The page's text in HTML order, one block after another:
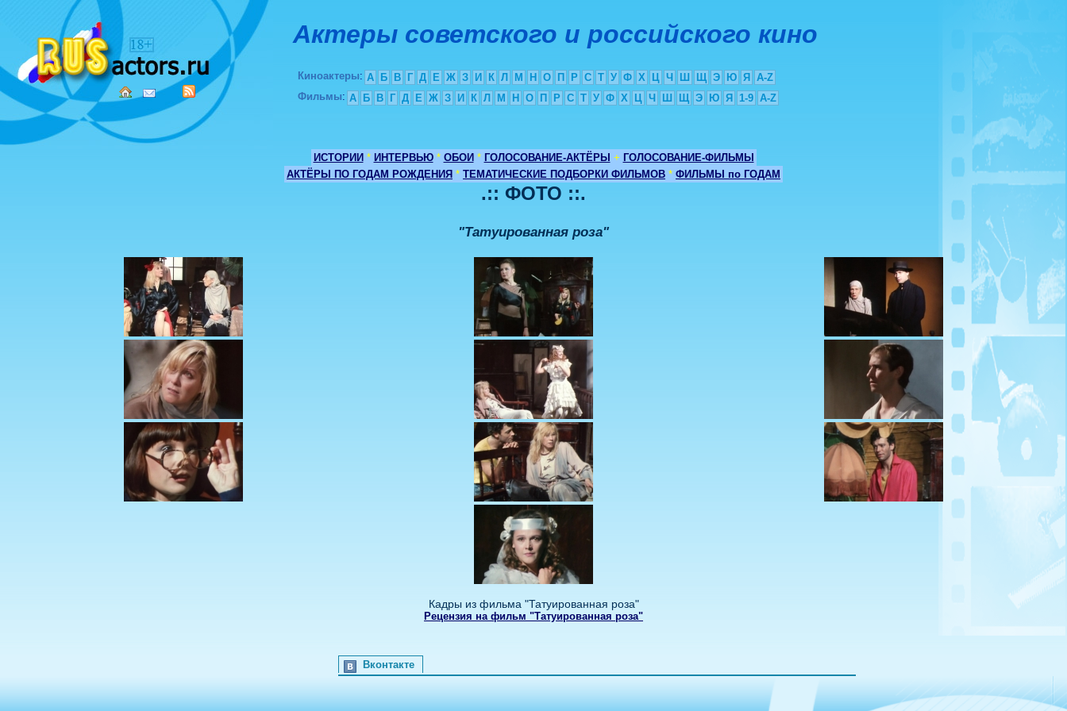
Актеры советского и российского кино
Киноактеры: А Б В Г Д Е Ж З И К Л М Н О П Р С Т У Ф Х Ц Ч Ш Щ Э Ю Я
A-Z
Фильмы: А Б В Г Д Е Ж З И К Л М Н О П Р С Т У Ф Х Ц Ч Ш Щ Э Ю Я 1-9 A-Z
ИСТОРИИ * ИНТЕРВЬЮ * ОБОИ * ГОЛОСОВАНИЕ-АКТЁРЫ + ГОЛОСОВАНИЕ-ФИЛЬМЫ
АКТЁРЫ ПО ГОДАМ РОЖДЕНИЯ * ТЕМАТИЧЕСКИЕ ПОДБОРКИ ФИЛЬМОВ * ФИЛЬМЫ по ГОДАМ
.:: ФОТО ::.
"Татуированная роза"
Кадры из фильма "Татуированная роза"
Рецензия на фильм "Татуированная роза"
Вконтакте